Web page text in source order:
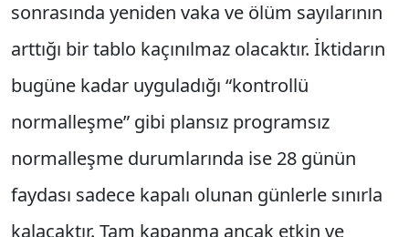
sonrasında yeniden vaka ve ölüm sayılarının
arttığı bir tablo kaçınılmaz olacaktır. İktidarın
bugüne kadar uyguladığı “kontrollü
normalleşme” gibi plansız programsız
normalleşme durumlarında ise 28 günün
faydası sadece kapalı olunan günlerle sınırla
kalacaktır. Tam kapanma ancak etkin ve